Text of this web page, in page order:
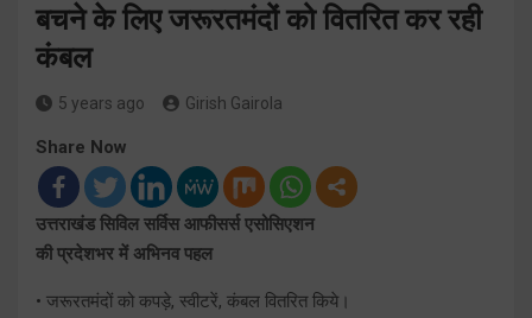
बचने के लिए जरूरतमंदों को वितरित कर रही
कंबल
5 years ago Girish Gairola
Share Now
उत्तराखंड सिविल सर्विस आफीसर्स एसोसिएशन
की प्रदेशभर में अभिनव पहल
• जरूरतमंदों को कपड़े, स्वीटरें, कंबल वितरित किये।